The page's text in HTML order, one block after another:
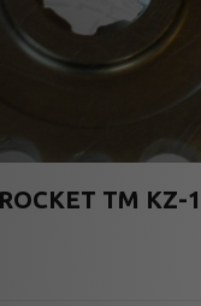
TM KZ-